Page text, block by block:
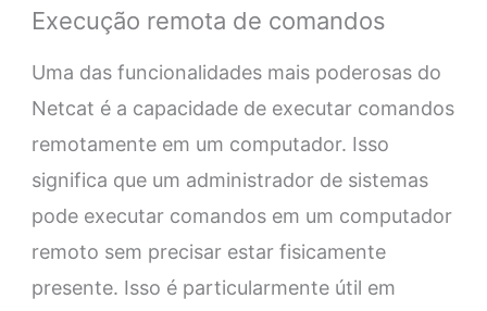
Execução remota de comandos
Uma das funcionalidades mais poderosas do
Netcat é a capacidade de executar comandos
remotamente em um computador. Isso
significa que um administrador de sistemas
pode executar comandos em um computador
remoto sem precisar estar fisicamente
presente. Isso é particularmente útil em